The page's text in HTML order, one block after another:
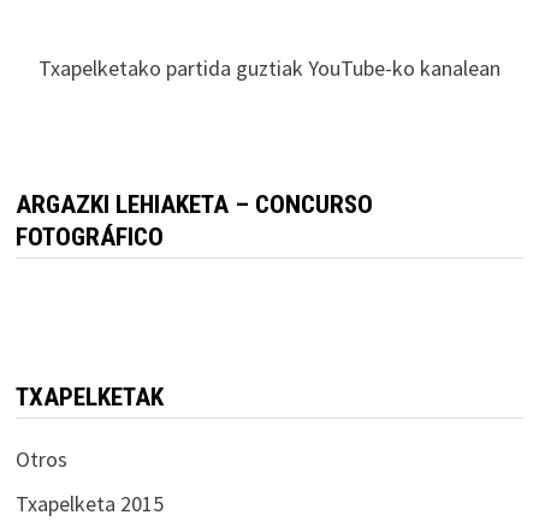
Txapelketako partida guztiak YouTube-ko kanalean
ARGAZKI LEHIAKETA – CONCURSO
FOTOGRÁFICO
TXAPELKETAK
Otros
Txapelketa 2015